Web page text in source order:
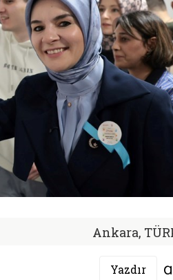
Ankara,
Yazdır